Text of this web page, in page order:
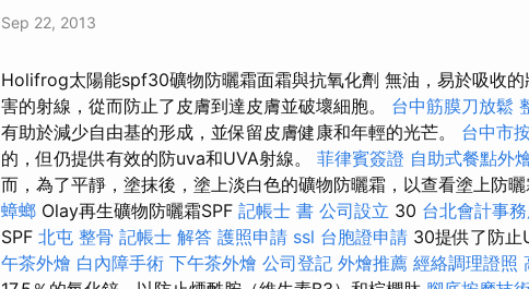
Sep 22, 2013
Holifrog太陽能spf30礦物防曬霜面霜與抗氧化劑 無油，易於吸收
害的射線，從而防止了皮膚到達皮膚並破壞細胞。 台中筋膜刀放鬆
有助於減少自由基的形成，並保留皮膚健康和年輕的光芒。 台中市
的，但仍提供有效的防uva和UVA射線。 菲律賓簽證 自助式餐點外
而，為了平靜，塗抹後，塗上淡白色的礦物防曬霜，以查看塗上防曬
蟑螂 Olay再生礦物防曬霜SPF 記帳士 書 公司設立 30 台北會計事
SPF 北屯 整骨 記帳士 解答 護照申請 ssl 台胞證申請 30提供了防止
午茶外燴 白內障手術 下午茶外燴 公司登記 外燴推薦 經絡調理證照